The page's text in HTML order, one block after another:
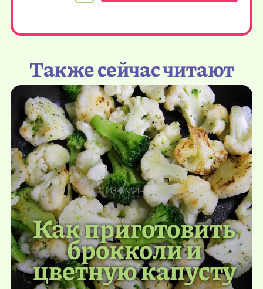
Также сейчас читают
Как приготовить
брокколи и
цветную капусту